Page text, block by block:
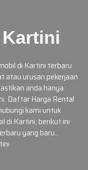
di Kartini terbaru
atau urusan pekerjaan
anda hanya
Daftar Harga Rental
kami untuk
di Kartini, berikut ini
yang baru…